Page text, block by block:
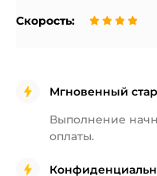
Скорость:
Мгновенный
Выполнение
оплаты.